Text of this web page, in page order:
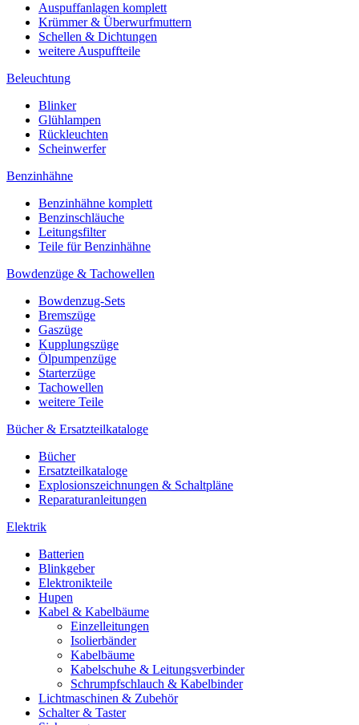
Auspuffanlagen komplett
Krümmer & Überwurfmuttern
Schellen & Dichtungen
weitere Auspuffteile
Beleuchtung
Blinker
Glühlampen
Rückleuchten
Scheinwerfer
Benzinhähne
Benzinhähne komplett
Benzinschläuche
Leitungsfilter
Teile für Benzinhähne
Bowdenzüge & Tachowellen
Bowdenzug-Sets
Bremszüge
Gaszüge
Kupplungszüge
Ölpumpenzüge
Starterzüge
Tachowellen
weitere Teile
Bücher & Ersatzteilkataloge
Bücher
Ersatzteilkataloge
Explosionszeichnungen & Schaltpläne
Reparaturanleitungen
Elektrik
Batterien
Blinkgeber
Elektronikteile
Hupen
Kabel & Kabelbäume
Einzelleitungen
Isolierbänder
Kabelbäume
Kabelschuhe & Leitungsverbinder
Schrumpfschlauch & Kabelbinder
Lichtmaschinen & Zubehör
Schalter & Taster